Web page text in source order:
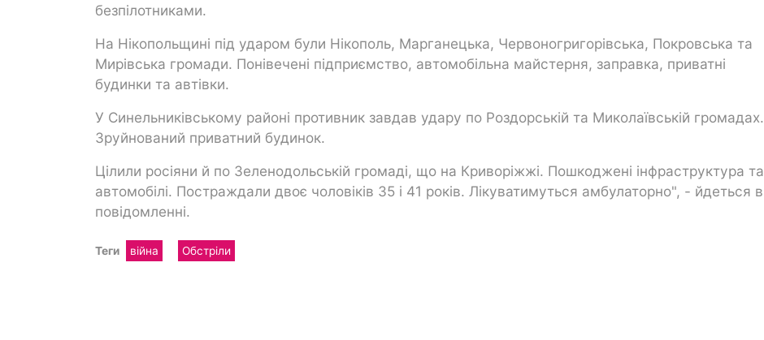
безпілотниками.
На Нікопольщині під ударом були Нікополь, Марганецька, Червоногригорівська, Покровська та
Мирівська громади. Понівечені підприємство, автомобільна майстерня, заправка, приватні
будинки та автівки.
У Синельниківському районі противник завдав удару по Роздорській та Миколаївській громадах.
Зруйнований приватний будинок.
Цілили росіяни й по Зеленодольській громаді, що на Криворіжжі. Пошкоджені інфраструктура та
автомобілі. Постраждали двоє чоловіків 35 і 41 років. Лікуватимуться амбулаторно", - йдеться в
повідомленні.
Теги війна Обстріли